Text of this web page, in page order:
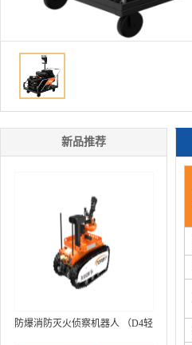
新品推荐
防爆消防灭火侦察机器人 （D4轻